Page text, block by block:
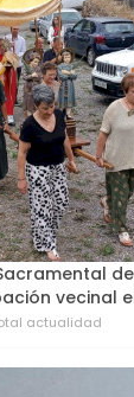
vecinal
actualidad